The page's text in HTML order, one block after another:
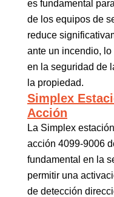
es fundamental
de los equipos de
reduce
ante un incendio,
en la seguridad de
la propiedad.
Simplex
Acción
La Simplex
acción 4099-9006
fundamental en la
permitir una
de detección